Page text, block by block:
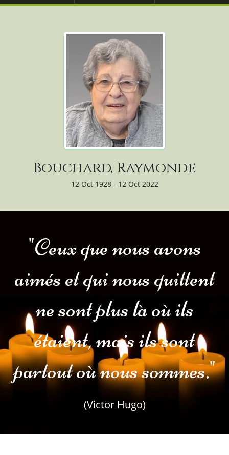
Bouchard, Raymonde
12 Oct 1928 - 12 Oct 2022
"Ceux que nous avons
aimés et qui nous quittent
ne sont plus là où ils
étaient, mais ils sont
partout où nous sommes."
(Victor Hugo)